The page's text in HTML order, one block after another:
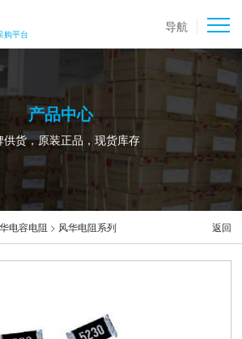
购平台 导航
产品中心
供货，原装正品，现货库存
电容电阻 > 风华电阻系列 返回